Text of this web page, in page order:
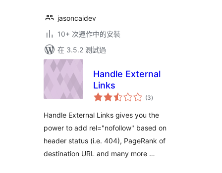
jasoncaidev
10+ 次運作中的安裝
在 3.5.2 測試過
Handle External
Links
(3總
評)
Handle External Links gives you the
power to add rel="nofollow" based on
header status (i.e. 404), PageRank of
destination URL and many more …